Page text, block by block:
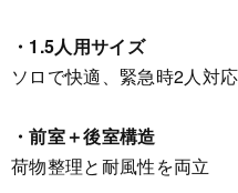
・1.5人用サイズ
ソロで快適、緊急時2人対
・前室＋後室構造
荷物整理と耐風性を両立